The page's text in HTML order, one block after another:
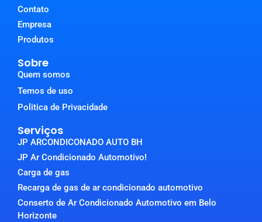
Contato
Empresa
Produtos
Sobre
Quem somos
Temos de uso
Politica de Privacidade
Serviços
JP ARCONDICONADO AUTO BH
JP Ar Condicionado Automotivo!
Carga de gas
Recarga de gas de ar condicionado automotivo
Conserto de Ar Condicionado Automotivo em Belo
Horizonte